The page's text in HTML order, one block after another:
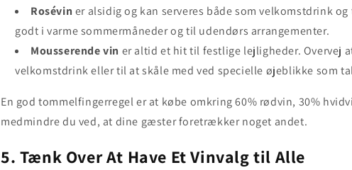
Rosévin er alsidig og kan serveres både som velkomstdrink
godt i varme sommermåneder og til udendørs arrangementer.
Mousserende vin er altid et hit til festlige lejligheder. Overvej
velkomstdrink eller til at skåle med ved specielle øjeblikke som
En god tommelfingerregel er at købe omkring 60% rødvin, 30%
medmindre du ved, at dine gæster foretrækker noget andet.
5. Tænk Over At Have Et Vinvalg til Alle